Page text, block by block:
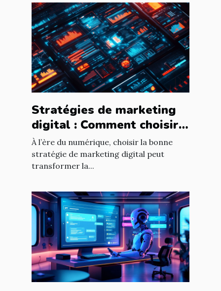
Stratégies de marketing
digital : Comment choisir
pour votre entreprise ?
À l’ère du numérique, choisir la bonne
stratégie de marketing digital peut
transformer la...